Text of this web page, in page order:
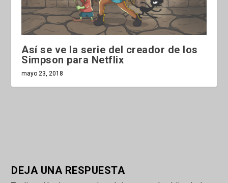
Así se ve la serie del creador de los
Simpson para Netflix
mayo 23, 2018
DEJA UNA RESPUESTA